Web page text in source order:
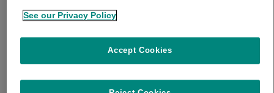
chienne
Prévention de la reproduction chez la
Prévenir les risques au quotidien
See our Privacy Policy
Accept Cookies